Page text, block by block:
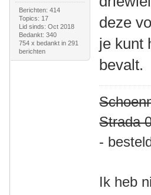
Berichten: 414
Topics: 17
Lid sinds: Oct 2018
Bedankt: 340
754 x bedankt in 291
berichten
deze
je kunt
bevalt.
Strada
-
Ik heb